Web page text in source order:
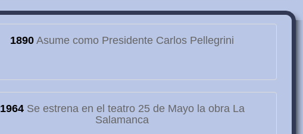
1890 Asume como Presidente Carlos Pellegrini
1964Se estrena en el teatro 25 de Mayo la obra La
Salamanca